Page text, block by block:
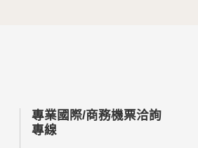
限。
專業國際/商務機票洽詢
專線